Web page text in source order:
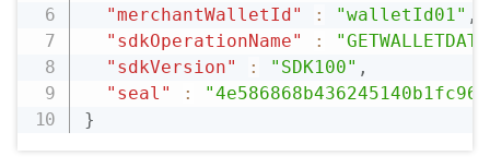
"merchantWalletId"
: "walletId01" ,
"sdkOperationName"
:
"sdkVersion"
: "SDK100" ,
"seal"
:
}